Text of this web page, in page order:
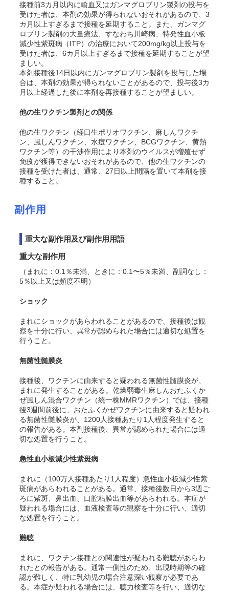
接種前3カ月以内に輸血又はガンマグロブリン製剤の投与を
受けた者は、本剤の効果が得られないおそれがあるので、3
カ月以上すぎるまで接種を延期すること。また、ガンマグ
ロブリン製剤の大量療法、すなわち川崎病、特発性血小板
減少性紫斑病（ITP）の治療において200mg/kg以上投与を
受けた者は、6カ月以上すぎるまで接種を延期することが望
ましい。
本剤接種後14日以内にガンマグロブリン製剤を投与した場
合は、本剤の効果が得られないことがあるので、投与後3カ
月以上経過した後に本剤を再接種することが望ましい。
他の生ワクチン製剤との関係
他の生ワクチン（経口生ポリオワクチン、麻しんワクチ
ン、風しんワクチン、水痘ワクチン、BCGワクチン、黄熱
ワクチン等）の干渉作用により本剤のウイルスが増殖せず
免疫が獲得できないおそれがあるので、他の生ワクチンの
接種を受けた者は、通常、27日以上間隔を置いて本剤を接
種すること。
副作用
重大な副作用及び副作用用語
重大な副作用
（まれに：0.1％未満、ときに：0.1〜5％未満、副詞なし：
5％以上又は頻度不明）
ショック
まれにショックがあらわれることがあるので、接種後は観
察を十分に行い、異常が認められた場合には適切な処置を
行うこと。
無菌性髄膜炎
接種後、ワクチンに由来すると疑われる無菌性髄膜炎が、
まれに発生することがある。乾燥弱毒生麻しんおたふくか
ぜ風しん混合ワクチン（統一株MMRワクチン）では、接種
後3週間前後に、おたふくかぜワクチンに由来すると疑われ
る無菌性髄膜炎が、1200人接種あたり1人程度発生すると
の報告がある。本剤接種後、異常が認められた場合には適
切な処置を行うこと。
急性血小板減少性紫斑病
まれに（100万人接種あたり1人程度）急性血小板減少性紫
斑病があらわれることがある。通常、接種後数日から3週ご
ろに紫斑、鼻出血、口腔粘膜出血等があらわれる。本症が
疑われる場合には、血液検査等の観察を十分に行い、適切
な処置を行うこと。
難聴
まれに、ワクチン接種との関連性が疑われる難聴があらわ
れたとの報告がある。通常一側性のため、出現時期等の確
認が難しく、特に乳幼児の場合注意深い観察が必要であ
る。本症が疑われる場合には、聴力検査等を行い、適切な